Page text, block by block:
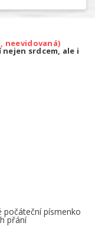
neevidovaná)
nejen srdcem, ale i
počáteční písmenko
přání